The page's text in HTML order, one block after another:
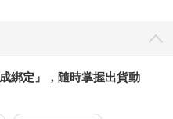
綁定』，隨時掌握出貨動